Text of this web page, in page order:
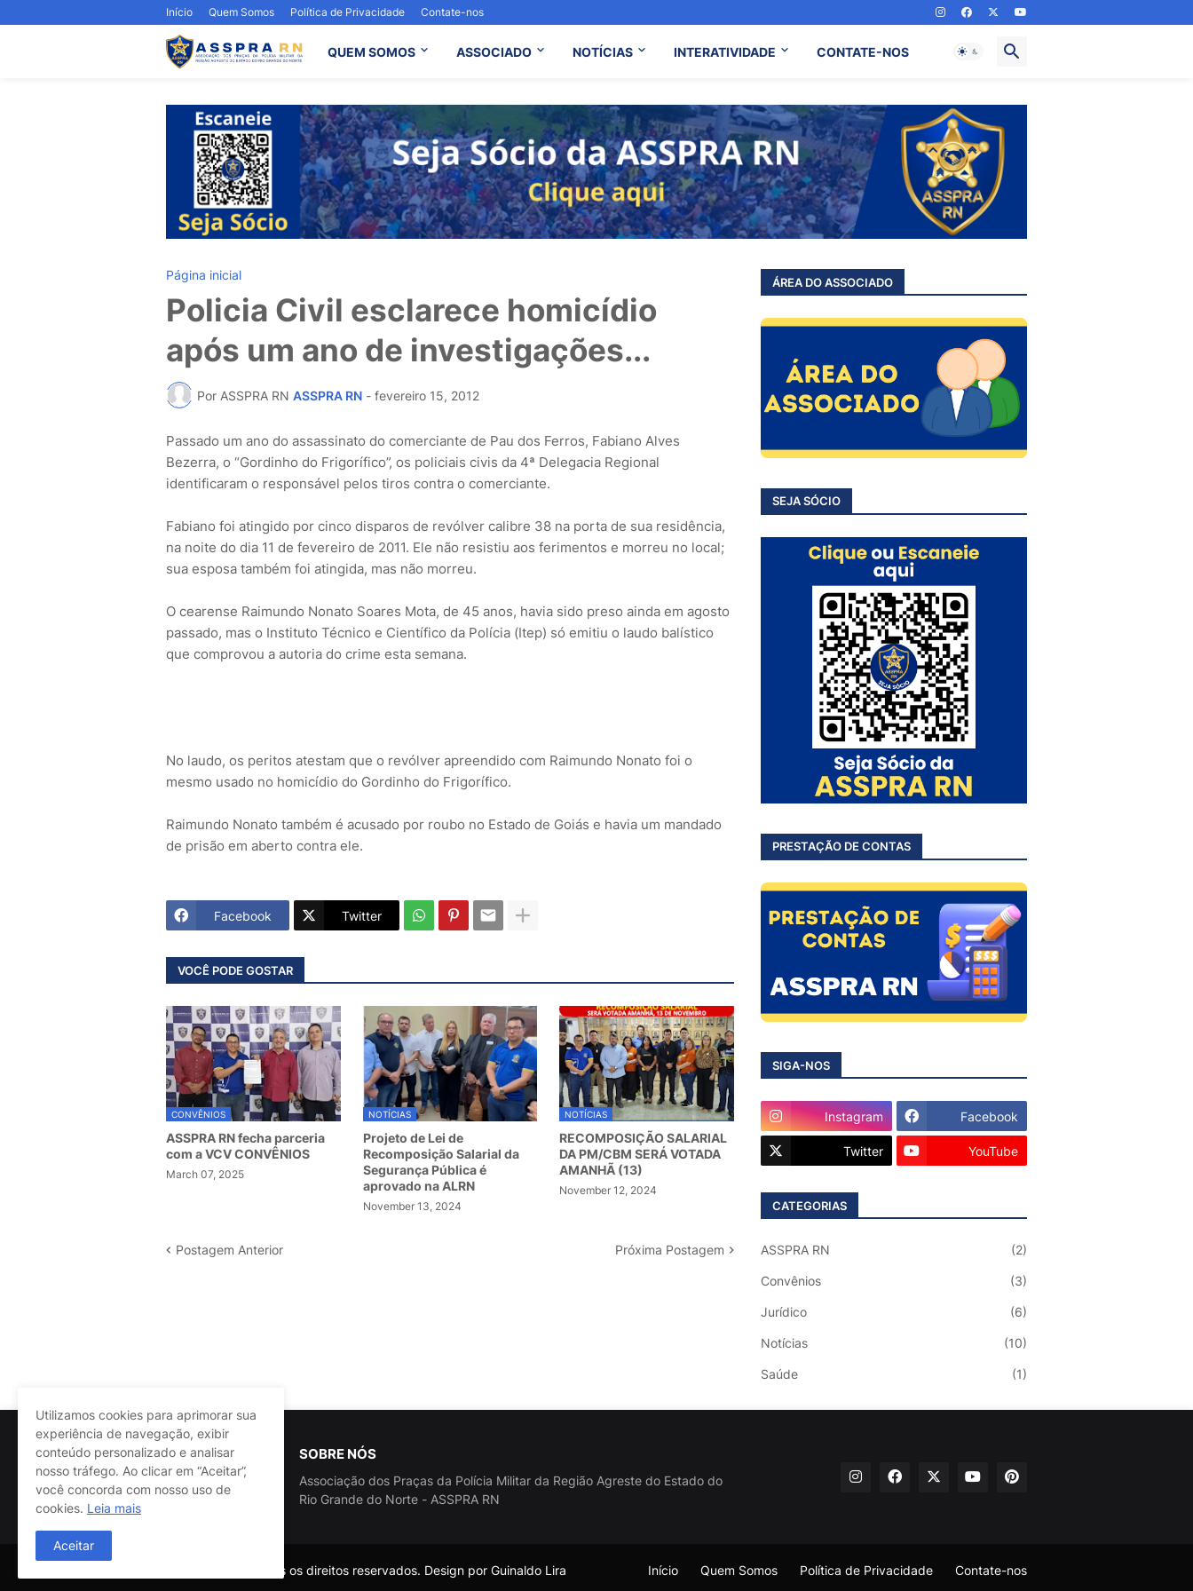
Início Quem Somos Política de Privacidade Contate-nos
QUEM SOMOS ASSOCIADO NOTÍCIAS INTERATIVIDADE CONTATE-NOS
Página inicial
Policia Civil esclarece homicídio
após um ano de investigações...
Por ASSPRA RN ASSPRA RN - fevereiro 15, 2012
Passado um ano do assassinato do comerciante de Pau dos Ferros, Fabiano Alves
Bezerra, o “Gordinho do Frigorífico”, os policiais civis da 4ª Delegacia Regional
identificaram o responsável pelos tiros contra o comerciante.
Fabiano foi atingido por cinco disparos de revólver calibre 38 na porta de sua residência,
na noite do dia 11 de fevereiro de 2011. Ele não resistiu aos ferimentos e morreu no local;
sua esposa também foi atingida, mas não morreu.
O cearense Raimundo Nonato Soares Mota, de 45 anos, havia sido preso ainda em agosto
passado, mas o Instituto Técnico e Científico da Polícia (Itep) só emitiu o laudo balístico
que comprovou a autoria do crime esta semana.
No laudo, os peritos atestam que o revólver apreendido com Raimundo Nonato foi o
mesmo usado no homicídio do Gordinho do Frigorífico.
Raimundo Nonato também é acusado por roubo no Estado de Goiás e havia um mandado
de prisão em aberto contra ele.
Facebook Twitter
VOCÊ PODE GOSTAR
CONVÊNIOS
ASSPRA RN fecha parceria
com a VCV CONVÊNIOS
March 07, 2025
NOTÍCIAS
Projeto de Lei de
Recomposição Salarial da
Segurança Pública é
aprovado na ALRN
November 13, 2024
NOTÍCIAS
RECOMPOSIÇÃO SALARIAL
DA PM/CBM SERÁ VOTADA
AMANHÃ (13)
November 12, 2024
Postagem Anterior Próxima Postagem
ÁREA DO ASSOCIADO
SEJA SÓCIO
PRESTAÇÃO DE CONTAS
SIGA-NOS
Instagram Facebook
Twitter YouTube
CATEGORIAS
ASSPRA RN (2)
Convênios (3)
Jurídico (6)
Notícias (10)
Saúde (1)
SOBRE NÓS
Associação dos Praças da Polícia Militar da Região Agreste do Estado do
Rio Grande do Norte - ASSPRA RN
@ASSPRA RN Todos os direitos reservados. Design por Guinaldo Lira Início Quem Somos Política de Privacidade Contate-nos
Utilizamos cookies para aprimorar sua
experiência de navegação, exibir
conteúdo personalizado e analisar
nosso tráfego. Ao clicar em “Aceitar”,
você concorda com nosso uso de
cookies. Leia mais
Aceitar